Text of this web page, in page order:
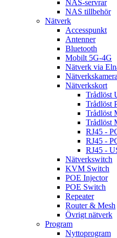
NAS-servrar
NAS tillbehör
Nätverk
Accesspunkt
Antenner
Bluetooth
Mobilt 5G-4G
Nätverk via
Nätverkskamera
Nätverkskort
Trådlöst
Trådlöst
Trådlöst
Trådlöst
RJ45 -
RJ45 -
RJ45 -
Nätverkswitch
KVM Switch
POE Injector
POE Switch
Repeater
Router & Mesh
Övrigt nätverk
Program
Nyttoprogram